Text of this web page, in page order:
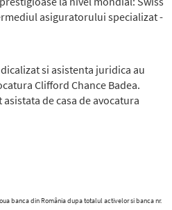
asiguratorului specializat -
si asistenta juridica au
Clifford Chance Badea.
de casa de avocatura
banca din România dupa totalul activelor si banca nr.